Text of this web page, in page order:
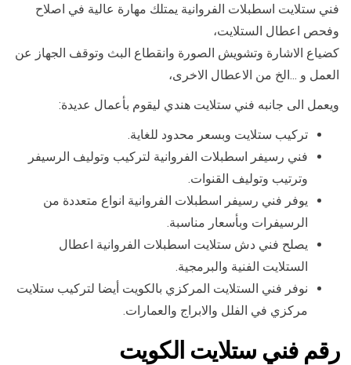
فني ستلايت اسطبلات الفروانية يمتلك مهارة عالية في اصلاح
وفحص اعطال الستلايت،
كضياع الاشارة وتشويش الصورة وانقطاع البث وتوقف الجهاز عن
العمل و …الخ من الاعطال الاخرى،
ويعمل الى جانبه فني ستلايت هندي ليقوم بأعمال عديدة:
تركيب ستلايت وبسعر محدود للغاية.
فني رسيفر اسطبلات الفروانية لتركيب وتوليف الرسيفر
وترتيب وتوليف القنوات.
يوفر فني رسيفر اسطبلات الفروانية انواع متعددة من
الرسيفرات وبأسعار مناسبة.
يصلح فني دش ستلايت اسطبلات الفروانية اعطال
الستلايت الفنية والبرمجية.
نوفر فني الستلايت المركزي بالكويت أيضا لتركيب ستلايت
مركزي في الفلل والابراج والعمارات.
رقم فني ستلايت الكويت